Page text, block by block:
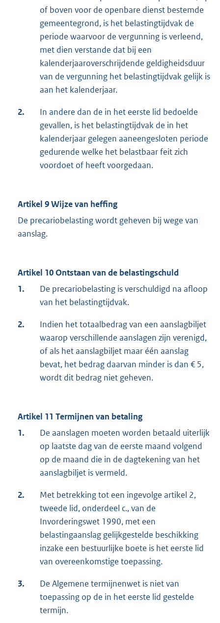
of boven voor de openbare dienst bestemde
gemeentegrond, is het belastingtijdvak de
periode waarvoor de vergunning is verleend,
met dien verstande dat bij een
kalenderjaaroverschrijdende geldigheidsduur
van de vergunning het belastingtijdvak gelijk is
aan het kalenderjaar.
2.
In andere dan de in het eerste lid bedoelde
gevallen, is het belastingtijdvak de in het
kalenderjaar gelegen aaneengesloten periode
gedurende welke het belastbaar feit zich
voordoet of heeft voorgedaan.
Artikel 9 Wijze van heffing
De precariobelasting wordt geheven bij wege van
aanslag.
Artikel 10 Ontstaan van de belastingschuld
1.
De precariobelasting is verschuldigd na afloop
van het belastingtijdvak.
2.
Indien het totaalbedrag van een aanslagbiljet
waarop verschillende aanslagen zijn verenigd,
of als het aanslagbiljet maar één aanslag
bevat, het bedrag daarvan minder is dan € 5,
wordt dit bedrag niet geheven.
Artikel 11 Termijnen van betaling
1.
De aanslagen moeten worden betaald uiterlijk
op laatste dag van de eerste maand volgend
op de maand die in de dagtekening van het
aanslagbiljet is vermeld.
2.
Met betrekking tot een ingevolge artikel 2,
tweede lid, onderdeel c., van de
Invorderingswet 1990, met een
belastingaanslag gelijkgestelde beschikking
inzake een bestuurlijke boete is het eerste lid
van overeenkomstige toepassing.
3.
De Algemene termijnenwet is niet van
toepassing op de in het eerste lid gestelde
termijn.